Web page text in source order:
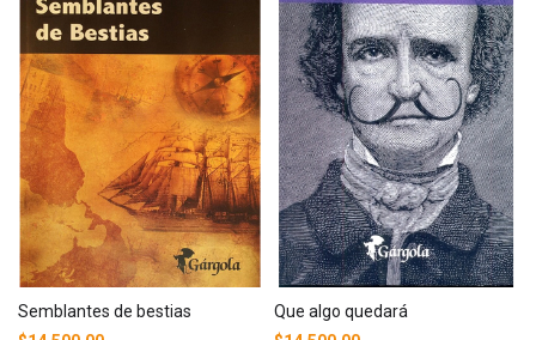
Semblantes de bestias
Que algo quedará